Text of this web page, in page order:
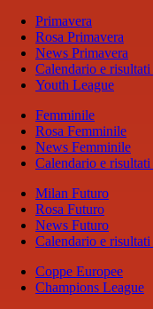
Primavera
Rosa Primavera
News Primavera
Calendario e risultati
Youth League
Femminile
Rosa Femminile
News Femminile
Calendario e
Milan Futuro
Rosa Futuro
News Futuro
Calendario e
Coppe Europee
Champions League